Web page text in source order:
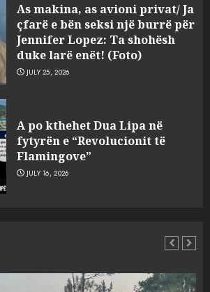
As makina, as avioni privat/ Ja
çfarë e bën seksi një burrë për
Jennifer Lopez: Ta shohësh
duke larë enët! (Foto)
JULY 25, 2026
A po kthehet Dua Lipa në
fytyrën e “Revolucionit të
Flamingove”
JULY 16, 2026
racist në rrjetet sociale ndaj
gazetarit grek me origjinë
shqiptare: Je mysafir këtu,
nuk duhet të flasësh!
AUGUST 8, 2026
burgosur përfundojnë në
spital! (Emrat)
AUGUST 8, 2026
flagrancë autori i dyshuar në
AUGUST 8, 2026